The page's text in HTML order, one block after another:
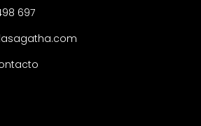
697